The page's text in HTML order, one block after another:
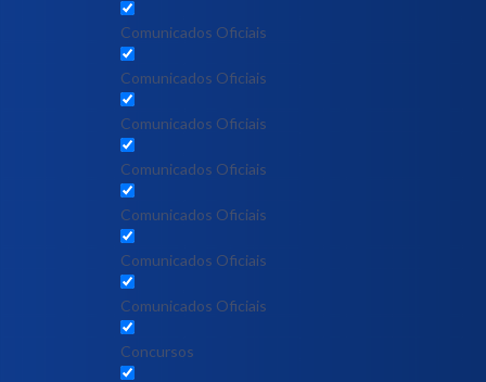
Comunicados Oficiais
Comunicados Oficiais
Comunicados Oficiais
Comunicados Oficiais
Comunicados Oficiais
Comunicados Oficiais
Comunicados Oficiais
Concursos